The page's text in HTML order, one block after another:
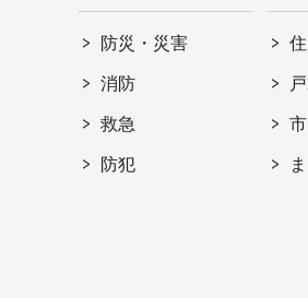
防災・災害
消防
救急
防犯